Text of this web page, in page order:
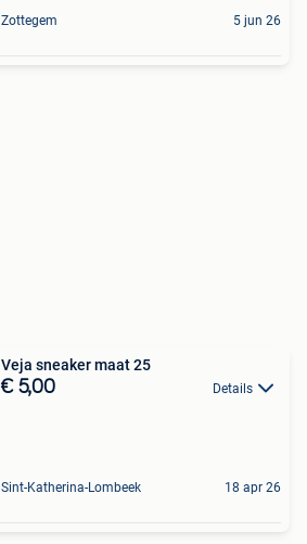
Zottegem 5 jun 26
Veja sneaker maat 25
€ 5,00 Details
Sint-Katherina-Lombeek 18 apr 26